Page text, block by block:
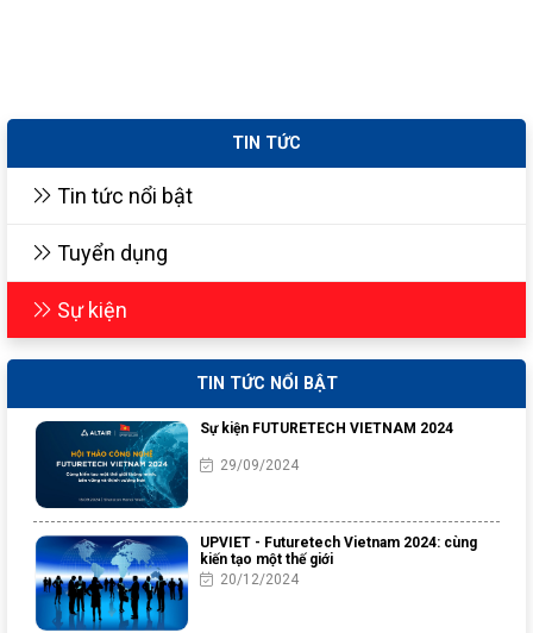
TIN TỨC
Tin tức nổi bật
Tuyển dụng
Sự kiện
TIN TỨC NỔI BẬT
Sự kiện FUTURETECH VIETNAM 2024
29/09/2024
UPVIET - Futuretech Vietnam 2024: cùng
kiến tạo một thế giới
20/12/2024